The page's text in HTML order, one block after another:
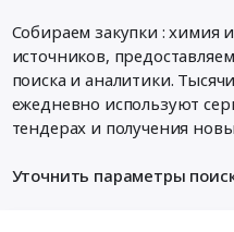
Собираем закупки : химия
источников,
поиска и аналитики.
ежедневно используют
тендерах и получения
Уточнить параметры